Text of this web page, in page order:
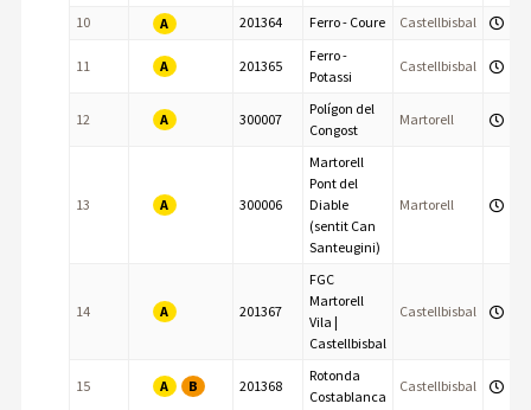
10 A 201364 Ferro - Coure Castellbisbal
11 A 201365
Ferro -
Potassi
Castellbisbal
12 A 300007
Polígon del
Congost
Martorell
13 A 300006
Martorell
Pont del
Diable
(sentit Can
Santeugini)
Martorell
14 A 201367
FGC
Martorell
Vila |
Castellbisbal
Castellbisbal
15 A B 201368
Rotonda
Costablanca
Castellbisbal